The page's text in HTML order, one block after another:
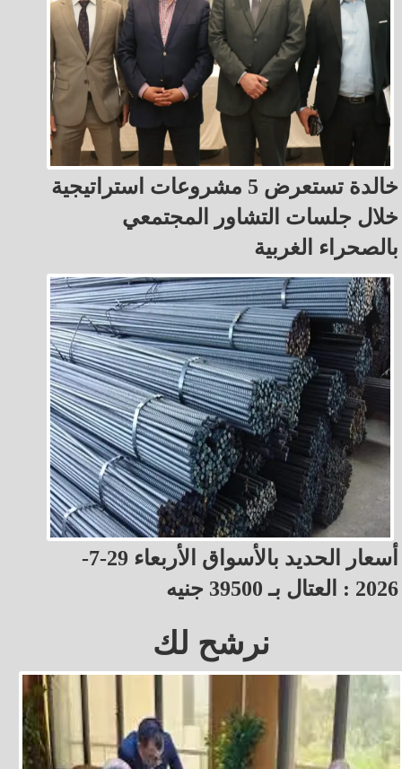
خالدة تستعرض 5 مشروعات استراتيجية
خلال جلسات التشاور المجتمعي
بالصحراء الغربية
أسعار الحديد بالأسواق الأربعاء 29-7-
2026 : العتال بـ 39500 جنيه
نرشح لك